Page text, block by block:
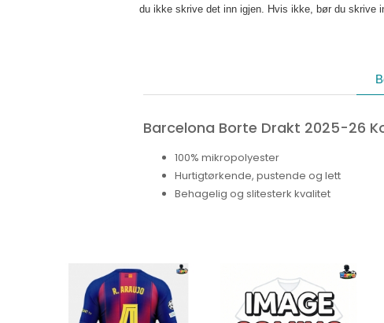
du ikke skrive det inn igjen. Hvis ikke, bør du skrive
Barcelona Borte Drakt 2025-26
100% mikropolyester
Hurtigtørkende, pustende og lett
Behagelig og slitesterk kvalitet